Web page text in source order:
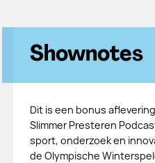
Shownotes
Dit is een bonus
Slimmer Presteren
sport, onderzoek en
de Olympische